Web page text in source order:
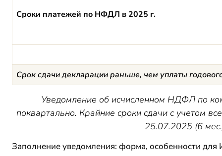
Сроки платежей по НФДЛ в 2025 г.
Срок сдачи декларации раньше, чем уплаты
Уведомление об исчисленном НДФЛ по
поквартально. Крайние сроки сдачи с учетом
25.07.2025 (6
Заполнение уведомления: форма, особенности для